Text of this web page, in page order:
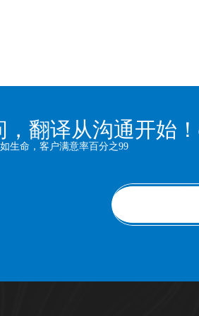
翻译从沟通开始！
生命，客户满意率百分之99